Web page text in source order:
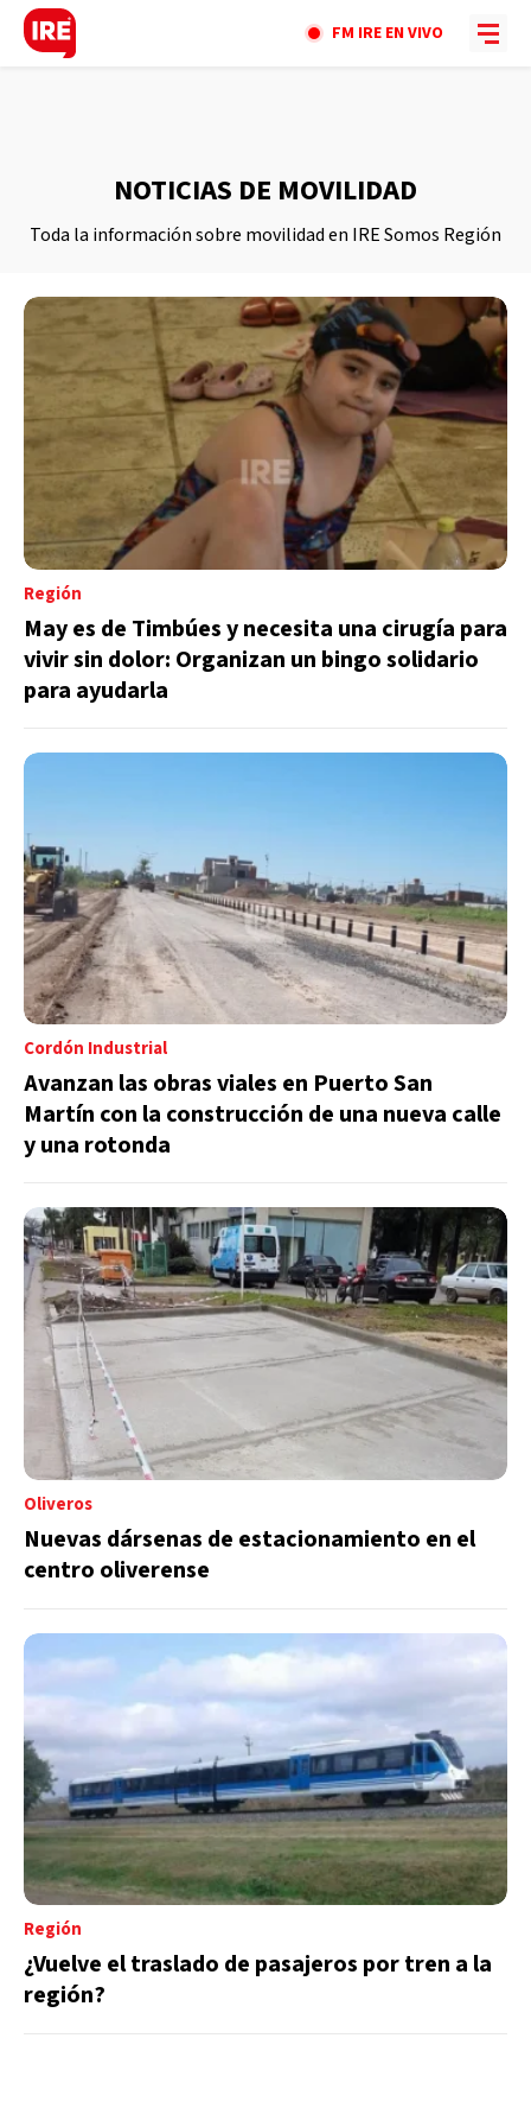
FM IRE EN VIVO
NOTICIAS DE MOVILIDAD
Toda la información sobre movilidad en IRE Somos Región
Región
May es de Timbúes y necesita una cirugía para
vivir sin dolor: Organizan un bingo solidario
para ayudarla
Cordón Industrial
Avanzan las obras viales en Puerto San
Martín con la construcción de una nueva calle
y una rotonda
Oliveros
Nuevas dársenas de estacionamiento en el
centro oliverense
Región
¿Vuelve el traslado de pasajeros por tren a la
región?